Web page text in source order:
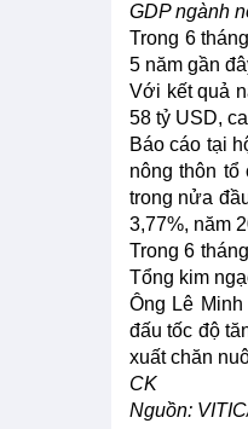
GDP ngành
Trong 6
5 năm gần
Với kết quả
58 tỷ USD,
Báo cáo tại
nông thôn tổ
trong nửa
3,77%, năm
Trong 6
Tổng kim
Ông Lê
đấu tốc độ
xuất chăn
CK
Nguồn: